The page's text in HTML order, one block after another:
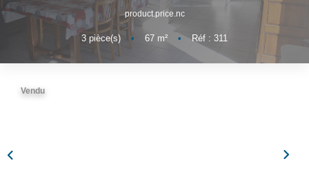
L'AGENCE
product.price.nc
3 pièce(s) • 67 m² • Réf : 311
Vendu